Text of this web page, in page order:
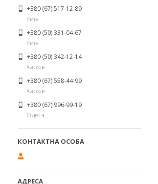
+380 (67) 517-12-89
Київ
+380 (50) 331-04-67
Київ
+380 (50) 342-12-14
Харків
+380 (67) 558-44-99
Харків
+380 (67) 996-99-19
Одеса